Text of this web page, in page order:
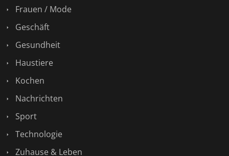
Frauen / Mode
Geschäft
Gesundheit
Haustiere
Kochen
Nachrichten
Sport
Technologie
Zuhause & Leben